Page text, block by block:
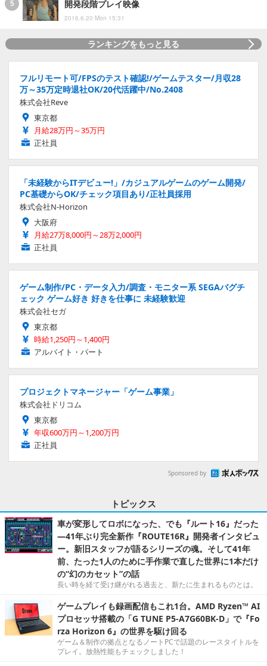
開発段階プレイ映像
2016.6.20 Mon 15:31
ランキングをもっと見る
フルリモート可/FPSのテスト確認!/ゲームテスター/月収28
万～35万定時退社OK/20代活躍中/No.2408
株式会社Reve
東京都
月給28万円～35万円
正社員
「未経験からITデビュー!」/カジュアルゲームのゲーム開発/
PC基礎からOK/チェック項目あり/正社員採用
株式会社N-Horizon
大阪府
月給27万8,000円～28万2,000円
正社員
ゲーム制作/PC・データ入力/調査・モニター系 SEGAバグチ
ェック ゲーム好き 好きを仕事に 未経験歓迎
株式会社セガ
東京都
時給1,250円～1,400円
アルバイト・パート
プロジェクトマネージャー「ゲーム事業」
株式会社ドリコム
東京都
年収600万円～1,200万円
正社員
Sponsored by
トピックス
車が変形してロボになった、でも『ルート16』だった
―41年ぶり完全新作『ROUTE16R』開発者インタビュ
ー。新旧スタッフが語るシリーズの魂。そして41年
前、たった1人のために手作業で直した世界に1本だけ
の“幻のカセット”の話
長い時を経て受け継がれる過去と、新たに生まれるものとは。
ゲームプレイも録画配信もこれ1台。AMD Ryzen™ AI
プロセッサ搭載の「G TUNE P5-A7G60BK-D」で『Fo
rza Horizon 6』の世界を駆け回る
ゲーム＆制作の拠点となるノートPCで話題のレースタイトルを
プレイ。放熱性能もチェックしました！